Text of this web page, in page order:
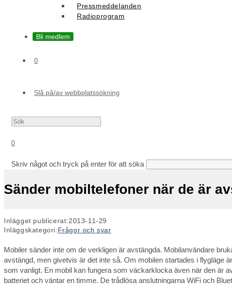
Pressmeddelanden
Radioprogram
Bli medlem
0
Slå på/av webbplatssökning
0
Skriv något och tryck på enter för att söka
Sänder mobiltelefoner när de är
Inlägget publicerat:2013-11-29
Inläggskategori:Frågor och svar
Mobiler sänder inte om de verkligen är avstängda. Mobilanvändare
avstängd, men givetvis är det inte så. Om mobilen startades i flygläge
som vanligt. En mobil kan fungera som väckarklocka även när den är
batteriet och väntar en timme. De trådlösa anslutningarna WiFi och